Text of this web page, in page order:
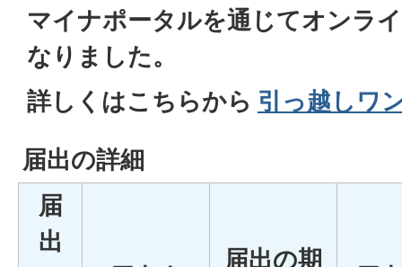
マイナポータルを通じてオンラ
なりました。
詳しくはこちらから 引っ越しワ
届出の詳細
届
出
届出の期